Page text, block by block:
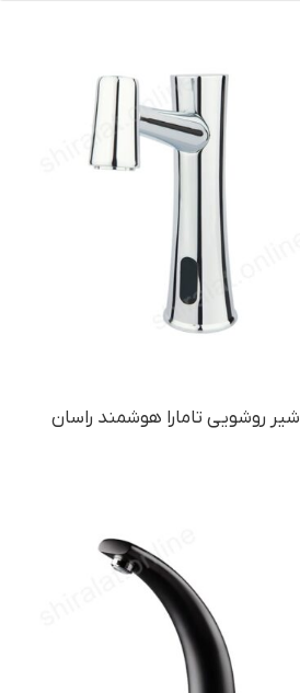
شیر روشویی تامارا هوشمند راسان